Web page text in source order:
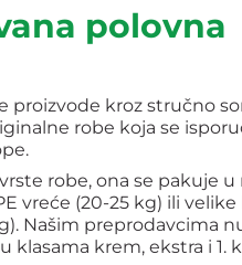
polovna
proizvode kroz stručno
robe koja se
robe, ona se pakuje u
vreće (20-25 kg) ili velike
Našim preprodavcima
klasama krem, ekstra i 1.